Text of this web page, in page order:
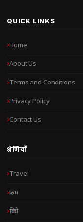
QUICK LINKS
Home
About Us
Terms and Conditions
Privacy Policy
Contact Us
श्रेणियाँ
Travel
क्राइम
क्रिप्टो